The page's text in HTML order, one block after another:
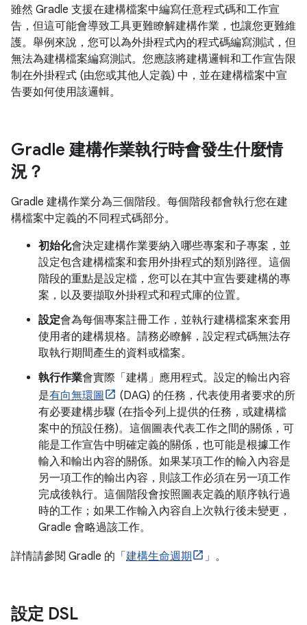
雖然 Gradle 支援在建構檔案中編寫任意程式碼和工作宣
告，但這可能會導致工具更難瞭解建構作業，也讓您更難維
護。舉例來說，您可以為外掛程式內的程式碼編寫測試，但
無法為建構檔案編寫測試。您應該將建構邏輯和工作宣告限
制在外掛程式 (由您或其他人定義) 中，並在建構檔案中宣
告要如何使用該邏輯。
Gradle 建構作業執行時會發生什麼情
況？
Gradle 建構作業分為三個階段。每個階段都會執行您在建
構檔案中定義的不同程式碼部分。
初始化會決定建構作業要納入哪些專案和子專案，並
設定包含建構檔案和套用外掛程式的類別路徑。這個
階段的重點是設定檔，您可以在其中宣告要建構的專
案，以及要擷取外掛程式和程式庫的位置。
設定會為每個專案註冊工作，並執行建構檔案來套用
使用者的建構規格。請務必瞭解，設定程式碼無法存
取執行期間產生的資料或檔案。
執行作業會實際「建構」應用程式。設定的輸出內容
是有向無環圖
(DAG) 的任務，代表使用者要求的所
有必要建構步驟 (在指令列上提供的任務，或建構檔
案中的預設任務)。這個圖表代表工作之間的關係，可
能是工作宣告中明確定義的關係，也可能是根據工作
輸入和輸出內容的關係。如果某項工作的輸入內容是
另一項工作的輸出內容，則該工作必須在另一項工作
完成後執行。這個階段會按照圖表定義的順序執行過
時的工作；如果工作輸入內容自上次執行後未變更，
Gradle 會略過該工作。
詳情請參閱 Gradle 的「 建構生命週期 」。
設定 DSL